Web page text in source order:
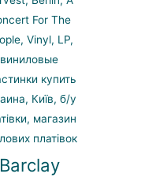
Barclay